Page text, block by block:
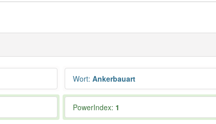
Wort: Ankerbauart
PowerIndex: 1